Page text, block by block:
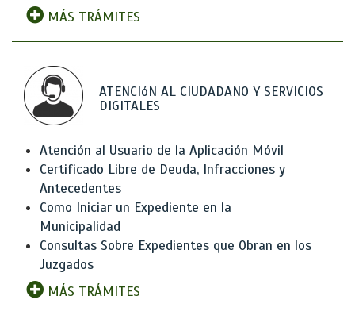
MÁS TRÁMITES
ATENCIóN AL CIUDADANO Y SERVICIOS
DIGITALES
Atención al Usuario de la Aplicación Móvil
Certificado Libre de Deuda, Infracciones y
Antecedentes
Como Iniciar un Expediente en la
Municipalidad
Consultas Sobre Expedientes que Obran en los
Juzgados
MÁS TRÁMITES